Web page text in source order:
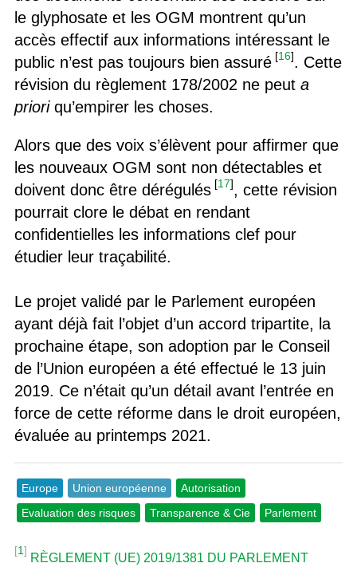
le glyphosate et les OGM montrent qu’un
accès effectif aux informations intéressant le
public n’est pas toujours bien assuré [16]. Cette
révision du règlement 178/2002 ne peut a
priori qu’empirer les choses.
Alors que des voix s’élèvent pour affirmer que
les nouveaux OGM sont non détectables et
doivent donc être dérégulés [17], cette révision
pourrait clore le débat en rendant
confidentielles les informations clef pour
étudier leur traçabilité.
Le projet validé par le Parlement européen
ayant déjà fait l’objet d’un accord tripartite, la
prochaine étape, son adoption par le Conseil
de l’Union européen a été effectué le 13 juin
2019. Ce n’était qu’un détail avant l’entrée en
force de cette réforme dans le droit européen,
évaluée au printemps 2021.
Europe Union européenne
Autorisation
Evaluation des risques
Transparence & Cie Parlement
[1]
RÈGLEMENT (UE) 2019/1381 DU PARLEMENT